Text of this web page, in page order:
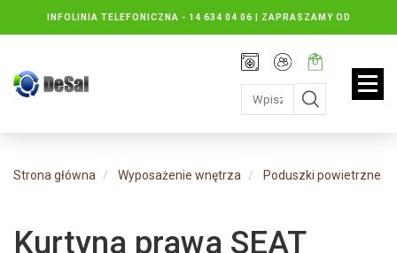
INFOLINIA TELEFONICZNA - 14 634 04 06 | ZAPRASZAMY OD
PONIEDZIAŁKU DO PIĄTKU : 8.30 DO 16.30, SOBOTY: 8.30 DO 13.00
Rejestracja
Moje
konto
Twój
koszyk:
jest
pusty
Strona główna Wyposażenie wnętrza Poduszki powietrzne
Kurtyna prawa SEAT